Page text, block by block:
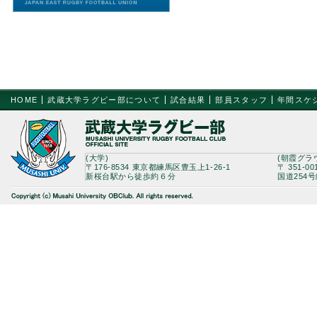
HOME 武蔵大学ラグビー部について 試合結果 部員スタッフ 年間スケ
(大学)
〒176-8534 東京都練馬区豊玉上1-26-1
新桜台駅から徒歩約６分
(朝霞グラ
〒 351-
国道254